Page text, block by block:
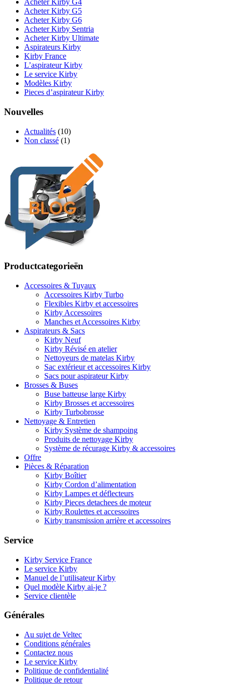
Acheter Kirby G4
Acheter Kirby G5
Acheter Kirby G6
Acheter Kirby Sentria
Acheter Kirby Ultimate
Aspirateurs Kirby
Kirby France
L’aspirateur Kirby
Le service Kirby
Modèles Kirby
Pieces d’aspirateur Kirby
Nouvelles
Actualités (10)
Non classé (1)
Productcategorieën
Accessoires & Tuyaux
Accessoires Kirby Turbo
Flexibles Kirby et accessoires
Kirby Accessoires
Manches et Accessoires Kirby
Aspirateurs & Sacs
Kirby Neuf
Kirby Révisé en atelier
Nettoyeurs de matelas Kirby
Sac extérieur et accessoires Kirby
Sacs pour aspirateur Kirby
Brosses & Buses
Buse batteuse large Kirby
Kirby Brosses et accessoires
Kirby Turbobrosse
Nettoyage & Entretien
Kirby Système de shampoing
Produits de nettoyage Kirby
Système de récurage Kirby & accessoires
Offre
Pièces & Réparation
Kirby Boîtier
Kirby Cordon d’alimentation
Kirby Lampes et déflecteurs
Kirby Pieces detachees de moteur
Kirby Roulettes et accessoires
Kirby transmission arrière et accessoires
Service
Kirby Service France
Le service Kirby
Manuel de l’utilisateur Kirby
Quel modèle Kirby ai-je ?
Service clientèle
Générales
Au sujet de Veltec
Conditions générales
Contactez nous
Le service Kirby
Politique de confidentialité
Politique de retour